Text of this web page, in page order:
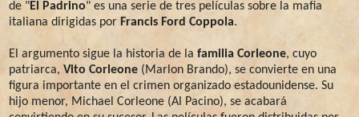
de "El Padrino" es una serie de tres películas sobre la mafia
italiana dirigidas por Francis Ford Coppola.
El argumento sigue la historia de la familia Corleone, cuyo
patriarca, Vito Corleone (Marlon Brando), se convierte en una
figura importante en el crimen organizado estadounidense. Su
hijo menor, Michael Corleone (Al Pacino), se acabará